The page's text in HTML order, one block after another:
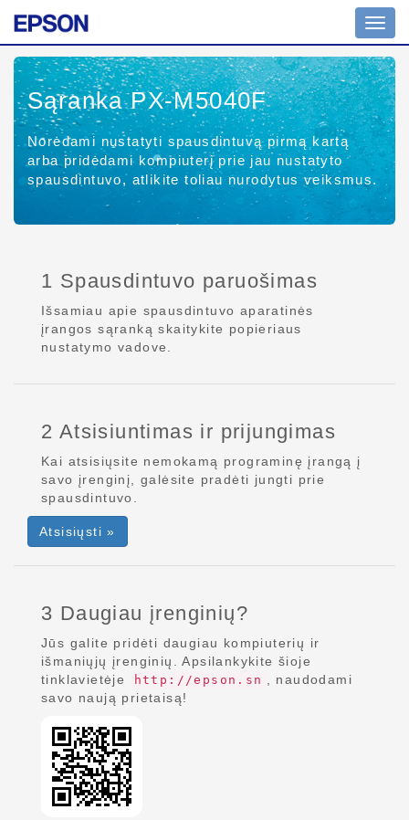
Sąranka PX-M5040F
Norėdami nustatyti spausdintuvą pirmą kartą
arba pridėdami kompiuterį prie jau nustatyto
spausdintuvo, atlikite toliau nurodytus veiksmus.
1 Spausdintuvo paruošimas
Išsamiau apie spausdintuvo aparatinės
įrangos sąranką skaitykite popieriaus
nustatymo vadove.
2 Atsisiuntimas ir prijungimas
Kai atsisiųsite nemokamą programinę įrangą į
savo įrenginį, galėsite pradėti jungti prie
spausdintuvo.
Atsisiųsti »
3 Daugiau įrenginių?
Jūs galite pridėti daugiau kompiuterių ir
išmaniųjų įrenginių. Apsilankykite šioje
tinklavietėje
http://epson.sn
, naudodami
savo naują prietaisą!